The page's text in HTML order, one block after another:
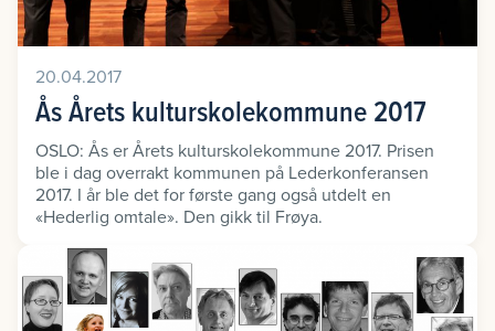
20.04.2017
Ås Årets kulturskolekommune 2017
OSLO: Ås er Årets kulturskolekommune 2017. Prisen
ble i dag overrakt kommunen på Lederkonferansen
2017. I år ble det for første gang også utdelt en
«Hederlig omtale». Den gikk til Frøya.